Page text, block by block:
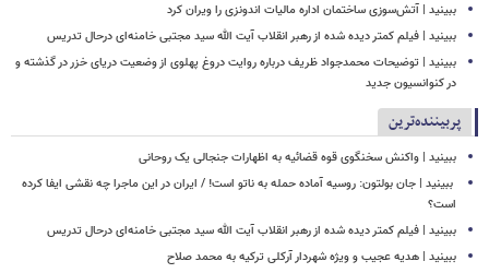
ببینید | آتش‌سوزی ساختمان اداره مالیات اندونزی را ویران کرد
ببینید | فیلم کمتر دیده شده از رهبر انقلاب آیت الله سید مجتبی خامنه‌ای درحال تدریس
ببینید | توضیحات محمدجواد ظریف درباره روایت دروغ پهلوی از وضعیت دریای خزر در گذشته و
در کنوانسیون جدید
پربیننده‌ترین
ببینید | واکنش سخنگوی قوه قضائیه به اظهارات جنجالی یک روحانی
‏ ببینید | جان بولتون: روسیه آماده حمله به ناتو است! / ایران در این ماجرا چه نقشی ایفا کرده
است؟
ببینید | فیلم کمتر دیده شده از رهبر انقلاب آیت الله سید مجتبی خامنه‌ای درحال تدریس
ببینید | هدیه عجیب و ویژه شهردار آرکلی ترکیه به محمد صلاح